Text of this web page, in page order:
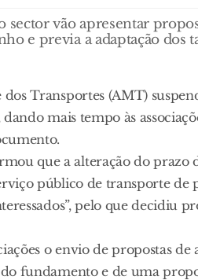
sector vão apresentar
e previa a adaptação dos
Transportes (AMT)
mais tempo às
que a alteração do prazo
público de transporte de
pelo que decidiu
o envio de propostas
fundamento e de uma